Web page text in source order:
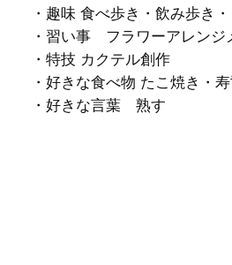
・趣味 食べ歩き・飲み歩き
・習い事 フラワーアレンジ
・特技 カクテル創作
・好きな食べ物 たこ焼き・
・好きな言葉 熟す